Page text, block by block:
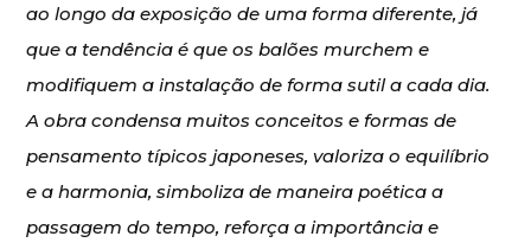
ao longo da exposição de uma forma diferente, já
que a tendência é que os balões murchem e
modifiquem a instalação de forma sutil a cada dia.
A obra condensa muitos conceitos e formas de
pensamento típicos japoneses, valoriza o equilíbrio
e a harmonia, simboliza de maneira poética a
passagem do tempo, reforça a importância e